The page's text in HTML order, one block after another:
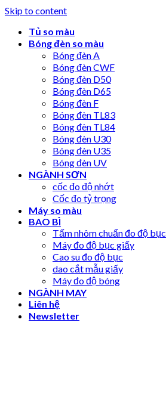
Skip to content
Tủ so màu
Bóng đèn so màu
Bóng đèn A
Bóng đèn CWF
Bóng đèn D50
Bóng đèn D65
Bóng đèn F
Bóng đèn TL83
Bóng đèn TL84
Bóng đèn U30
Bóng đèn U35
Bóng đèn UV
NGÀNH SƠN
cốc đo độ nhớt
Cốc đo tỷ trọng
Máy so màu
BAO BÌ
Tấm nhôm chuẩn đo độ bục
Máy đo độ bục giấy
Cao su đo độ bục
dao cắt mẫu giấy
Máy đo độ bóng
NGÀNH MAY
Liên hệ
Newsletter